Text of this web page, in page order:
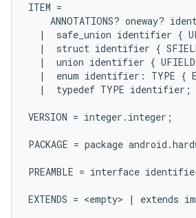
ITEM =
ANNOTATIONS? oneway?
|
safe_union identifier {
|
struct identifier {
|
union identifier { UFIELD
|
enum identifier : TYPE {
|
typedef TYPE identifier ;
VERSION = integer . integer ;
PACKAGE = package android .
PREAMBLE = interface
EXTENDS = <empty> | extends